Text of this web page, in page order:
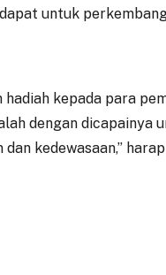
untuk
kepada para
dengan dicapainya
kedewasaan,”